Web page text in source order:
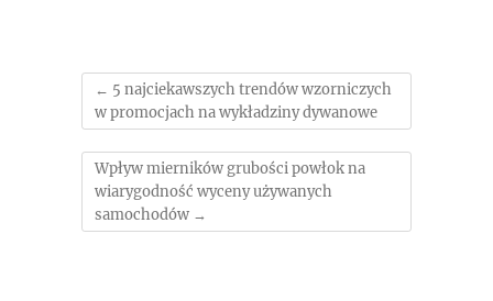
← 5 najciekawszych trendów wzorniczych
w promocjach na wykładziny dywanowe
Wpływ mierników grubości powłok na
wiarygodność wyceny używanych
samochodów →